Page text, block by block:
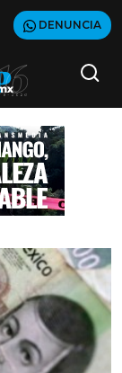
DENUNCIA